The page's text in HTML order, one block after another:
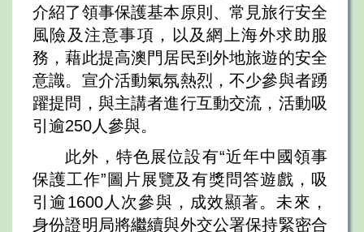
介紹了領事保護基本原則、常見旅行安全
風險及注意事項，以及網上海外求助服
務，藉此提高澳門居民到外地旅遊的安全
意識。宣介活動氣氛熱烈，不少參與者踴
躍提問，與主講者進行互動交流，活動吸
引逾250人參與。
此外，特色展位設有“近年中國領事
保護工作”圖片展覽及有獎問答遊戲，吸
引逾1600人次參與，成效顯著。未來，
身份證明局將繼續與外交公署保持緊密合